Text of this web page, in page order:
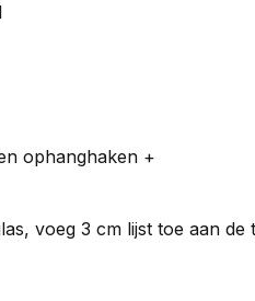
ophanghaken +
voeg 3 cm lijst toe aan de